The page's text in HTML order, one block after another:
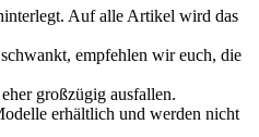
Auf alle Artikel wird das
empfehlen wir euch, die
großzügig ausfallen.
erhältlich und werden nicht